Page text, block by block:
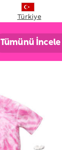
Türkiye
Tümünü İncele